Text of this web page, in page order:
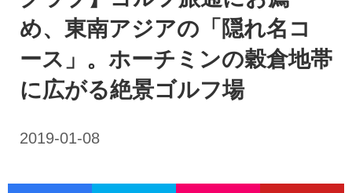
め、東南アジアの「隠れ名コ
ース」。ホーチミンの穀倉地帯
に広がる絶景ゴルフ場